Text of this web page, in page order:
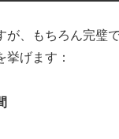
が、もちろん完璧
挙げます：